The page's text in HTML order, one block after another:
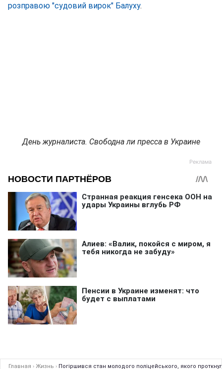
розправою "судовий вирок" Балуху.
День журналиста. Свободна ли пресса в Украине
Главная › Жизнь › Погіршився стан молодого поліцейського, якого